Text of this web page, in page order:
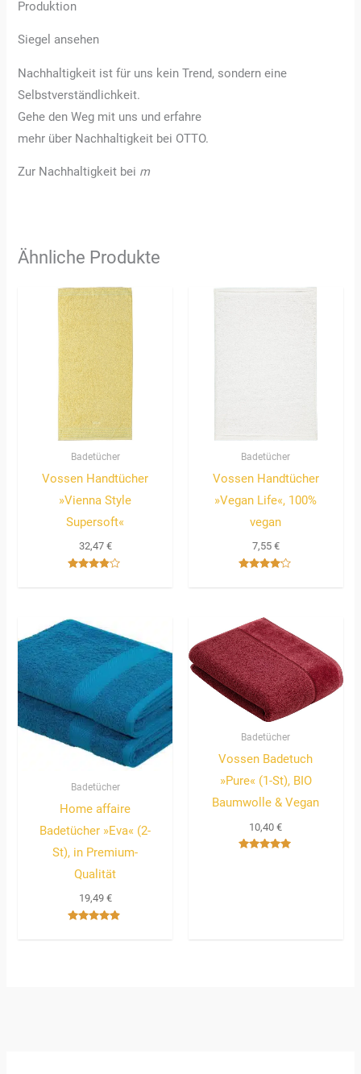
Produktion
Siegel ansehen
Nachhaltigkeit ist für uns kein Trend, sondern eine
Selbstverständlichkeit.
Gehe den Weg mit uns und erfahre
mehr über Nachhaltigkeit bei OTTO.
Zur Nachhaltigkeit bei m
Ähnliche Produkte
Badetücher
Vossen Handtücher
»Vienna Style
Supersoft«
32,47 €
Badetücher
Vossen Handtücher
»Vegan Life«, 100%
vegan
7,55 €
Badetücher
Home affaire
Badetücher »Eva« (2-
St), in Premium-
Qualität
19,49 €
Badetücher
Vossen Badetuch
»Pure« (1-St), BIO
Baumwolle & Vegan
10,40€